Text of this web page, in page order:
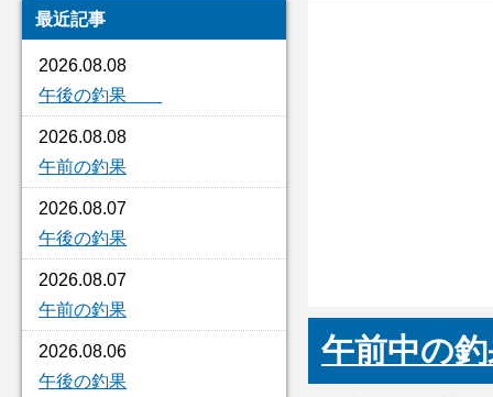
最近記事
2026.08.08
午後の釣果
2026.08.08
午前の釣果
2026.08.07
午後の釣果
2026.08.07
午前の釣果
2026.08.06
午後の釣果
午前中の